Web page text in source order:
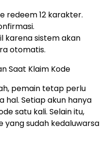
redeem 12 karakter.
karena sistem akan
otomatis.
Saat Klaim Kode
pemain tetap perlu
Setiap akun hanya
satu kali. Selain itu,
yang sudah kedaluwarsa